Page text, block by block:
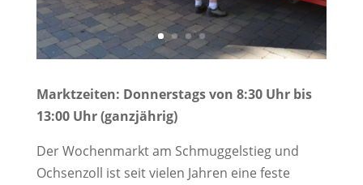
Marktzeiten: Donnerstags von 8:30 Uhr bis
13:00 Uhr (ganzjährig)
Der Wochenmarkt am Schmuggelstieg und
Ochsenzoll ist seit vielen Jahren eine feste